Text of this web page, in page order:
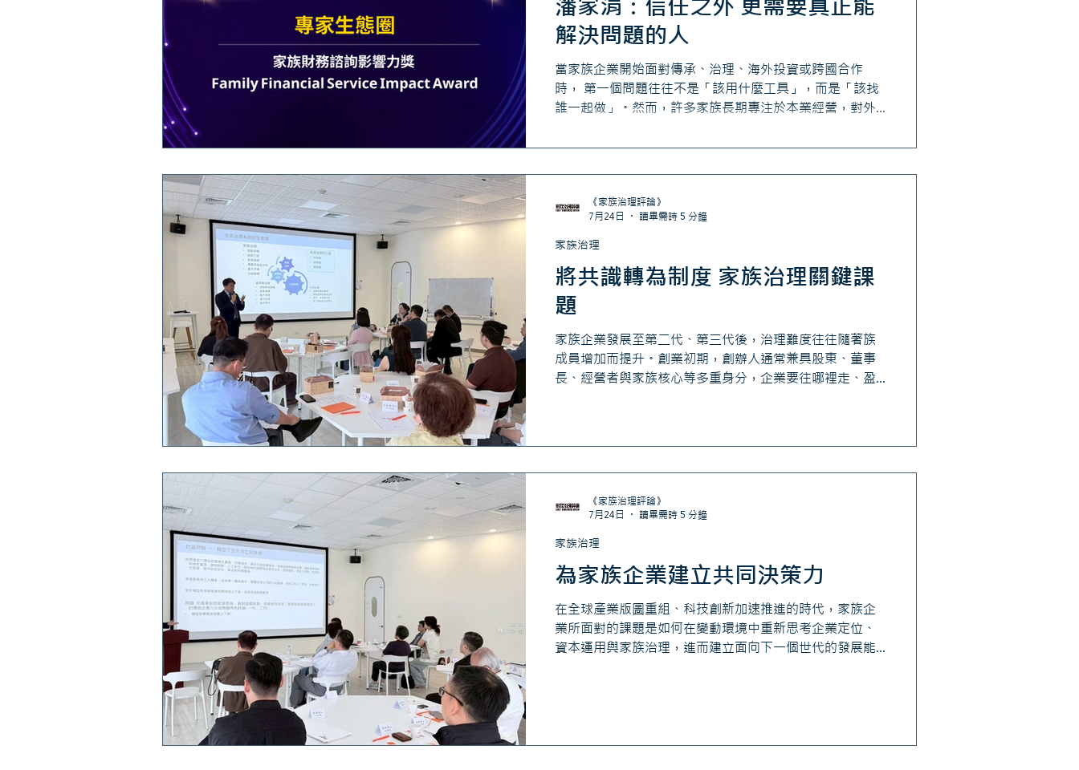
潘家涓：信任之外 更需要真正能
解決問題的人
當家族企業開始面對傳承、治理、海外投資或跨國合作
時， 第一個問題往往不是「該用什麼工具」，而是「該找
誰一起做」。然而，許多家族長期專注於本業經營，對外
係尋找顧問。 勤業眾信營運長潘家涓觀察，信任固然重
業建立專家生態圈的重要起點。
將共識轉為制度 家族治理關鍵課
題
家族企業發展至第二代、第三代後，治理難度往往隨著族
成員增加而提升。創業初期，創辦人通常兼具股東、董事
長、經營者與家族核心等多重身分，企業要往哪裡走、盈
連結逐漸減少。 角色分化後，家族企業也開始面對新的治
理課題。企業方向由誰決定？股東意見如何整合？ 當成員
對股利、投資與控制權有不同期待時，又該透過什麼程序
些工具能協助集中股權、管理資產，也能預先處理部分稅
務與法律風險，然而， 工具能否發揮作用，仍取決於家族
是否擁有共同目標，以及具備共同決策的能力。
家族治理
《家族治理評論》
7月24日
讀畢需時 5 分鐘
為家族企業建立共同決策力
在全球產業版圖重組、科技創新加速推進的時代，家族企
業所面對的課題是如何在變動環境中重新思考企業定位、
資本運用與家族治理，進而建立面向下一個世代的發展能
年、十年的競爭優勢將來自何處。 對家族企業而言，轉型
家族治理
《家族治理評論》
7月24日
讀畢需時 5 分鐘